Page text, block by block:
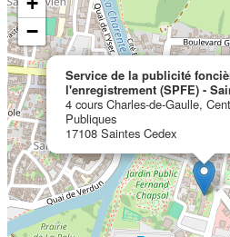
Service de la publicité
l'enregistrement (SPFE) -
4 cours Charles-de-Gaulle,
Publiques
17108 Saintes Cedex
−